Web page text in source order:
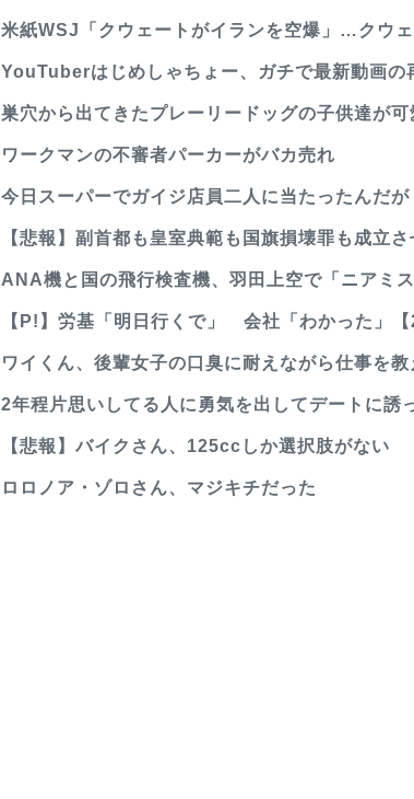
米紙WSJ「クウェートがイランを空爆」…クウ
YouTuberはじめしゃちょー、ガチで最新動画の
巣穴から出てきたプレーリードッグの子供達が可
ワークマンの不審者パーカーがバカ売れ
今日スーパーでガイジ店員二人に当たったんだが
【悲報】副首都も皇室典範も国旗損壊罪も成立
ANA機と国の飛行検査機、羽田上空で「ニアミ
【P!】労基「明日行くで」 会社「わかった」【
ワイくん、後輩女子の口臭に耐えながら仕事を教
2年程片思いしてる人に勇気を出してデートに誘
【悲報】バイクさん、125ccしか選択肢がない
ロロノア・ゾロさん、マジキチだった